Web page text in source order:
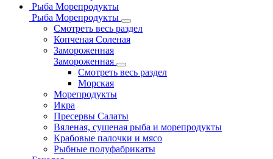
Рыба Морепродукты
Рыба Морепродукты
Смотреть весь раздел
Копченая Соленая
Замороженная
Замороженная
Смотреть весь раздел
Морская
Морепродукты
Икра
Пресервы Салаты
Вяленая, сушеная рыба и морепродукты
Крабовые палочки и мясо
Рыбные полуфабрикаты